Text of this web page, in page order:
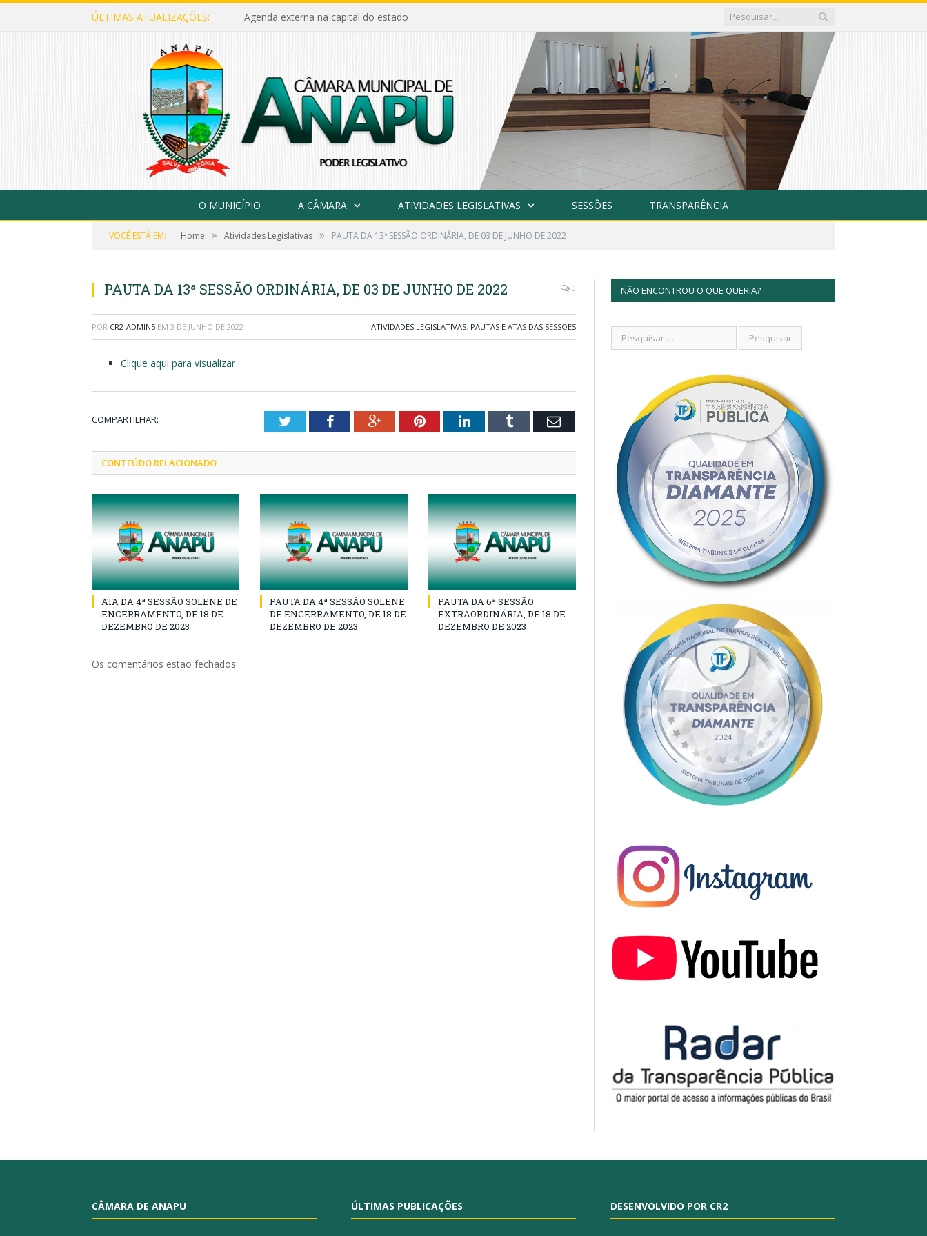
ÚLTIMAS ATUALIZAÇÕES: Agenda externa na capital do estado
O MUNICÍPIO A CÂMARA ATIVIDADES LEGISLATIVAS SESSÕES TRANSPARÊNCIA
VOCÊ ESTÁ EM: Home » Atividades Legislativas » PAUTA DA 13ª SESSÃO ORDINÁRIA, DE 03 DE JUNHO DE 2022
PAUTA DA 13ª SESSÃO ORDINÁRIA, DE 03 DE JUNHO DE 2022 0
POR CR2-ADMIN5 EM 3 DE JUNHO DE 2022 ATIVIDADES LEGISLATIVAS, PAUTAS E ATAS DAS SESSÕES
Clique aqui para visualizar
COMPARTILHAR: TwitterFacebookGoogle+PinterestLinkedInTumblr Email
CONTEÚDO RELACIONADO
ATA DA 4ª SESSÃO SOLENE DE
ENCERRAMENTO, DE 18 DE
DEZEMBRO DE 2023
PAUTA DA 4ª SESSÃO SOLENE
DE ENCERRAMENTO, DE 18 DE
DEZEMBRO DE 2023
PAUTA DA 6ª SESSÃO
EXTRAORDINÁRIA, DE 18 DE
DEZEMBRO DE 2023
Os comentários estão fechados.
NÃO ENCONTROU O QUE QUERIA?
CÂMARA DE ANAPU ÚLTIMAS PUBLICAÇÕES DESENVOLVIDO POR CR2